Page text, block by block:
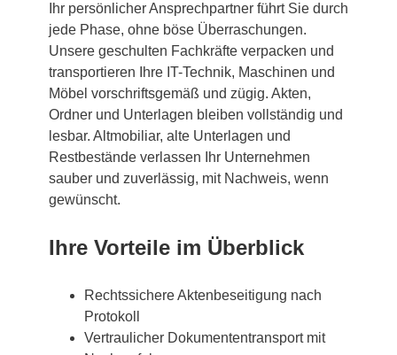
Ihr persönlicher Ansprechpartner führt Sie durch
jede Phase, ohne böse Überraschungen.
Unsere geschulten Fachkräfte verpacken und
transportieren Ihre IT-Technik, Maschinen und
Möbel vorschriftsgemäß und zügig. Akten,
Ordner und Unterlagen bleiben vollständig und
lesbar. Altmobiliar, alte Unterlagen und
Restbestände verlassen Ihr Unternehmen
sauber und zuverlässig, mit Nachweis, wenn
gewünscht.
Ihre Vorteile im Überblick
Rechtssichere Aktenbeseitigung nach
Protokoll
Vertraulicher Dokumententransport mit